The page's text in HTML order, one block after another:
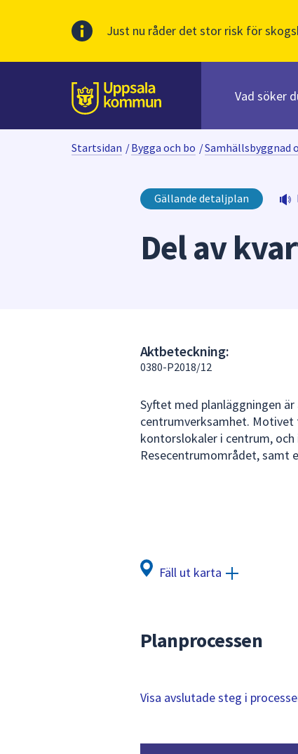
Just nu råder det stor risk för
Till sidans
huvudinnehåll
innehåll
När
börjar
skriva
sökfältet
kommer
Använd
piltangenterna
att
navigera
mellan
sökförslagen
av
Startsidan /Bygga och bo /Samhällsbyggnad
Gällande detaljplan
Del av
Aktbeteckning:
0380-P2018/12
Syftet med planläggningen
centrumverksamhet. Motivet
kontorslokaler i centrum,
Resecentrumområdet, samt
Fäll ut karta
Planprocessen
Visa avslutade steg i